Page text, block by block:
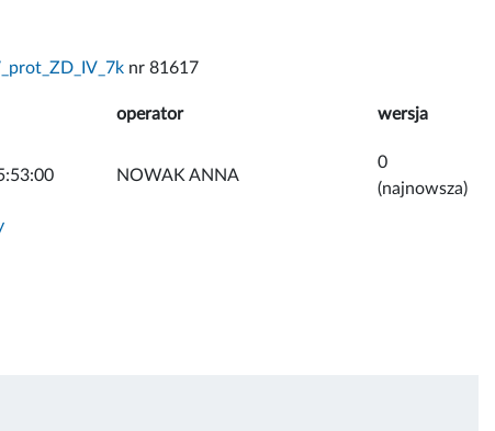
nr 81617
operator wersja
NOWAK ANNA
0
(najnowsza)